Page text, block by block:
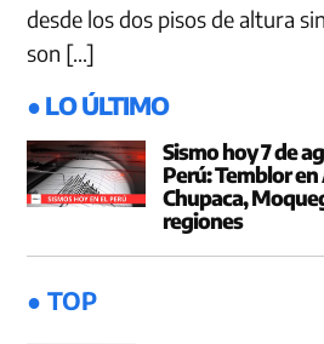
desde los dos pisos de altura
son […]
● LO ÚLTIMO
Sismo hoy 7 de
Perú: Temblor
Chupaca,
regiones
● TOP